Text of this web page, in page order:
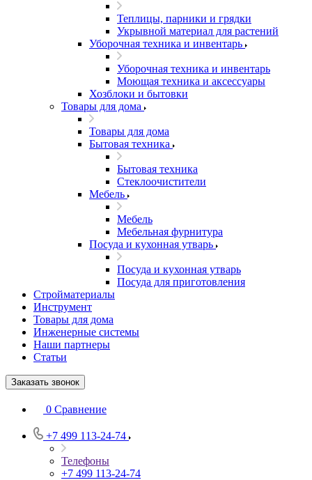
Теплицы, парники и грядки
Укрывной материал для растений
Уборочная техника и инвентарь
Уборочная техника и инвентарь
Моющая техника и аксессуары
Хозблоки и бытовки
Товары для дома
Товары для дома
Бытовая техника
Бытовая техника
Стеклоочистители
Мебель
Мебель
Мебельная фурнитура
Посуда и кухонная утварь
Посуда и кухонная утварь
Посуда для приготовления
Стройматериалы
Инструмент
Товары для дома
Инженерные системы
Наши партнеры
Статьи
Заказать звонок
0 Сравнение
+7 499 113-24-74
Телефоны
+7 499 113-24-74